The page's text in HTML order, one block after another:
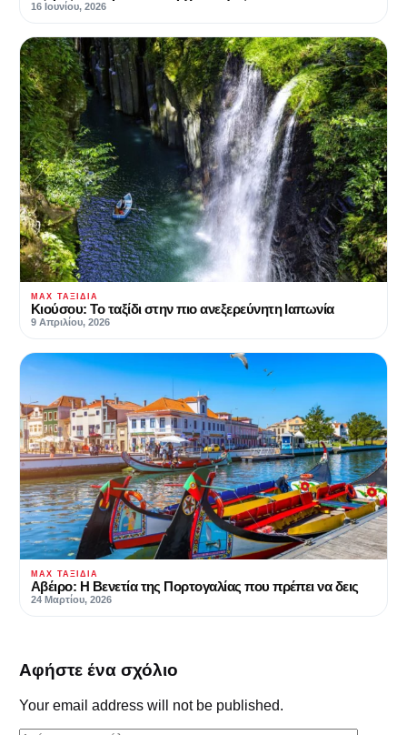
16 Ιουνίου, 2026
MAX ΤΑΞΊΔΙΑ
Κιούσου: Το ταξίδι στην πιο ανεξερεύνητη Ιαπωνία
9 Απριλίου, 2026
MAX ΤΑΞΊΔΙΑ
Αβέιρο: Η Βενετία της Πορτογαλίας που πρέπει να δεις
24 Μαρτίου, 2026
Αφήστε ένα σχόλιο
Your email address will not be published.